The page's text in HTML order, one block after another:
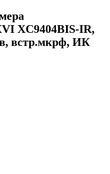
XC9404BIS-IR,
встр.мкрф, ИК